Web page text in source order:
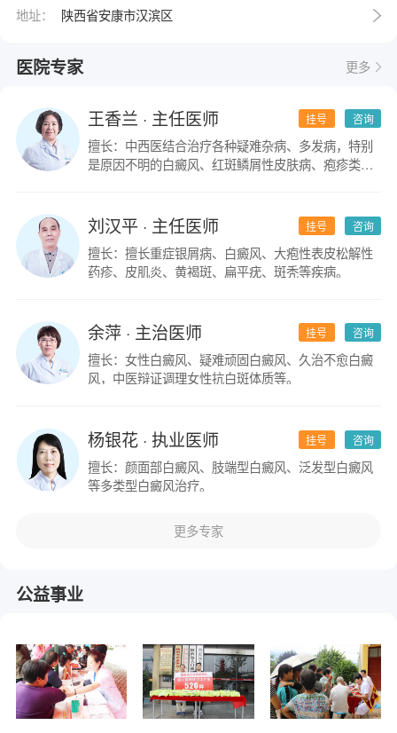
地址： 陕西省安康市汉滨区
医院专家 更多
咨询
挂号
王香兰 · 主任医师
擅长：中西医结合治疗各种疑难杂病、多发病，特别
是原因不明的白癜风、红斑鳞屑性皮肤病、疱疹类皮
咨询
挂号
刘汉平· 主任医师
擅长：擅长重症银屑病、白癜风、大疱性表皮松解性
药疹、皮肌炎、黄褐斑、扁平疣、斑秃等疾病。
咨询
挂号
余萍· 主治医师
擅长：女性白癜风、疑难顽固白癜风、久治不愈白癜
风，中医辩证调理女性抗白斑体质等。
咨询
挂号
杨银花· 执业医师
擅长：颜面部白癜风、肢端型白癜风、泛发型白癜风
等多类型白癜风治疗。
更多专家
公益事业